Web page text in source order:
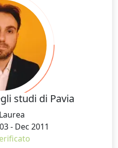
studi di Pavia
Laurea
- Dec 2011